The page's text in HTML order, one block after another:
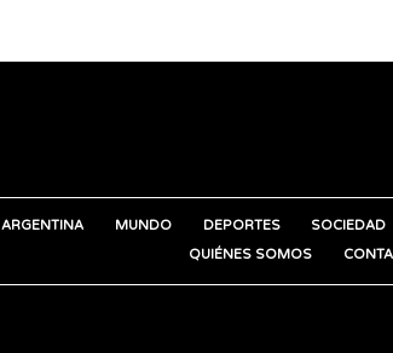
ARGENTINA MUNDO DEPORTES SOCIEDAD
QUIÉNES SOMOS